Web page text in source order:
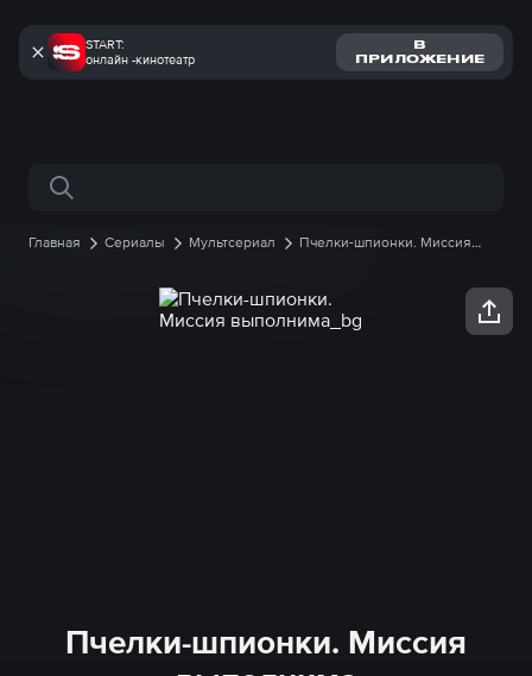
START:
онлайн -кинотеатр
В
ПРИЛОЖЕНИЕ
Поиск по сайту
Главная Сериалы Мультсериал
Пчелки-шпионки. Миссия
Пчелки-шпионки. Миссия